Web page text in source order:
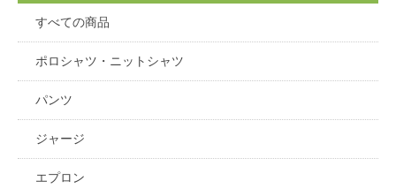
すべての商品
ポロシャツ・ニットシャツ
パンツ
ジャージ
エプロン